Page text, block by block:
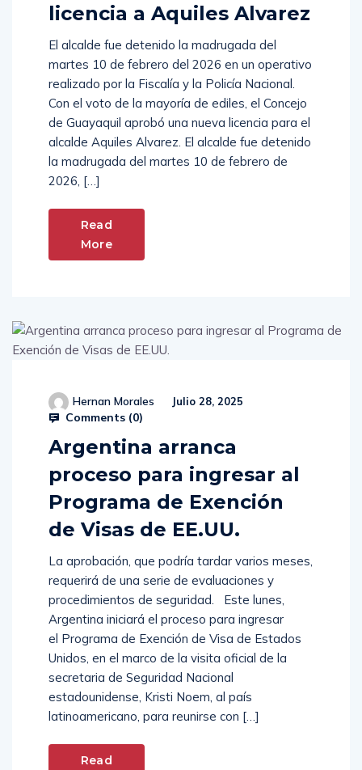
licencia a Aquiles Alvarez
El alcalde fue detenido la madrugada del
martes 10 de febrero del 2026 en un operativo
realizado por la Fiscalía y la Policía Nacional.
Con el voto de la mayoría de ediles, el Concejo
de Guayaquil aprobó una nueva licencia para el
alcalde Aquiles Alvarez. El alcalde fue detenido
la madrugada del martes 10 de febrero de
2026, […]
Read
More
Hernan Morales Julio 28, 2025
Comments (0)
Argentina arranca
proceso para ingresar al
Programa de Exención
de Visas de EE.UU.
La aprobación, que podría tardar varios meses,
requerirá de una serie de evaluaciones y
procedimientos de seguridad. Este lunes,
Argentina iniciará el proceso para ingresar
el Programa de Exención de Visa de Estados
Unidos, en el marco de la visita oficial de la
secretaria de Seguridad Nacional
estadounidense, Kristi Noem, al país
latinoamericano, para reunirse con […]
Read